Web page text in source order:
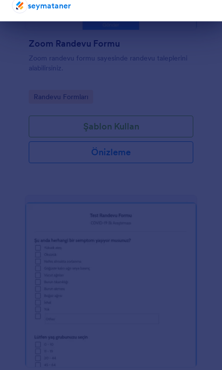
seymataner
Zoom Randevu Formu
Zoom randevu formu sayesinde randevu taleplerini
alabilirsiniz.
Go to Category:
Randevu Formları
Şablon Kullan
Önizleme